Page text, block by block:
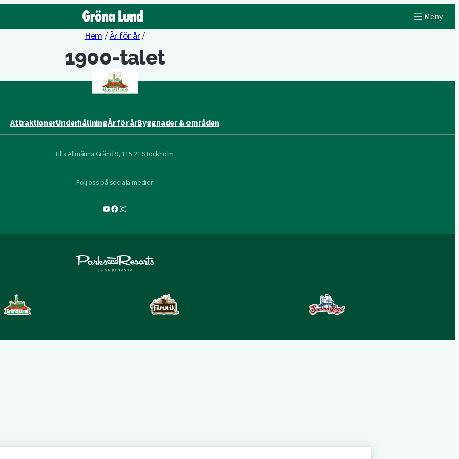
Hem /År för år/
1900-talet
AttraktionerUnderhållningÅr för årByggnader & områden
Lilla Allmänna Gränd 9, 115 21 Stockholm
Följ oss på sociala medier
YouTube
Facebook
Instagram